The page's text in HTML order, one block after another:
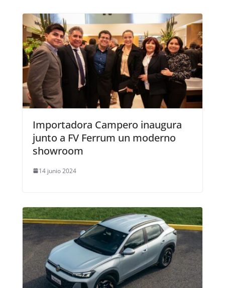
Importadora Campero inaugura
junto a FV Ferrum un moderno
showroom
14 junio 2024